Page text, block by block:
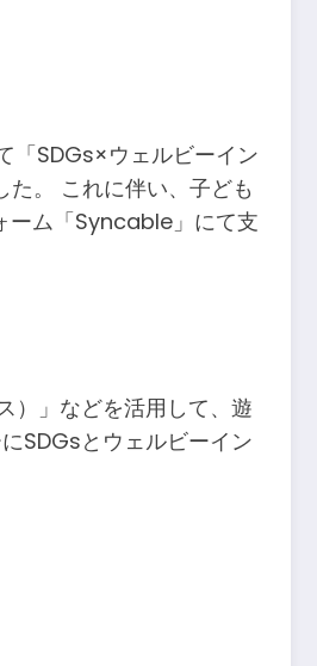
「SDGs×ウェルビーイン
。 これに伴い、子ども
ーム「Syncable」にて支
）」などを活用して、遊
SDGsとウェルビーイン